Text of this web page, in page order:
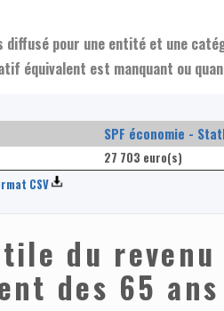
diffusé pour une entité et une
équivalent est manquant ou
SPF économie -
27 703 euro(s)
CSV
du
des 65